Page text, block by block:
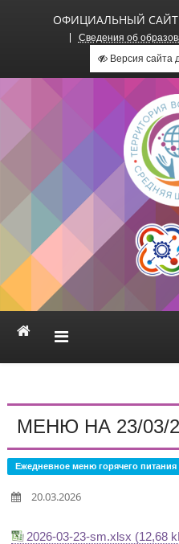
ОФИЦИАЛЬНЫЙ
Сведения об
Версия сайта
«Школа
МЕНЮ НА 23/03/
Ежедневное меню горячего
20.03.2026
2026-03-23-sm.xlsx